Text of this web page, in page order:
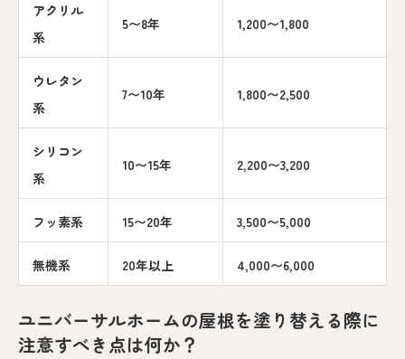
アクリル
系
5〜8年 1,200〜1,800
ウレタン
系
7〜10年 1,800〜2,500
シリコン
系
10〜15年 2,200〜3,200
フッ素系 15〜20年 3,500〜5,000
無機系 20年以上 4,000〜6,000
ユニバーサルホームの屋根を塗り替える際に
注意すべき点は何か？